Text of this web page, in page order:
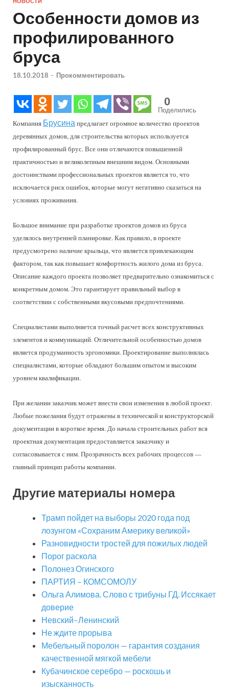
Особенности домов из
профилированного
бруса
18.10.2018 - Прокомментировать
0
Поделились
Компания Брусина предлагает огромное количество проектов
деревянных домов, для строительства которых используется
профилированный брус. Все они отличаются повышенной
практичностью и великолепным внешним видом. Основными
достоинствами профессиональных проектов является то, что
исключается риск ошибок, которые могут негативно сказаться на
условиях проживания.
Большое внимание при разработке проектов домов из бруса
уделялось внутренней планировке. Как правило, в проекте
предусмотрено наличие крыльца, что является привлекающим
фактором, так как повышает комфортность жилого дома из бруса.
Описание каждого проекта позволяет предварительно ознакомиться с
конкретным домом. Это гарантирует правильный выбор в
соответствии с собственными вкусовыми предпочтениями.
Специалистами выполняется точный расчет всех конструктивных
элементов и коммуникаций. Отличительной особенностью домов
является продуманность эргономики. Проектирование выполнялась
специалистами, которые обладают большим опытом и высоким
уровнем квалификации.
При желании заказчик может внести свои изменения в любой проект.
Любые пожелания будут отражены в технической и конструкторской
документации в короткое время. До начала строительных работ вся
проектная документация предоставляется заказчику и
согласовывается с ним. Прозрачность всех рабочих процессов —
главный принцип работы компании.
Другие материалы номера
Трамп пойдет на выборы 2020 года под
лозунгом «Сохраним Америку великой»
Разновидности тростей для пожилых людей
Порог раскола
Полонез Огинского
ПАРТИЯ – КОМСОМОЛУ
Ольга Алимова. Слово с трибуны ГД. Иссякает
доверие
Невский–Ленинский
Не ждите прорыва
Мебельный поролон — гарантия создания
качественной мягкой мебели
Кубачинское серебро — роскошь и
изысканность